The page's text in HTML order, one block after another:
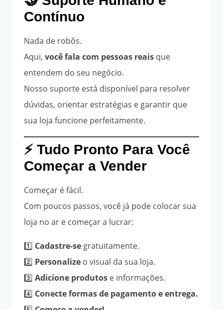
Contínuo
Nada de robôs.
Aqui, você fala com pessoas reais que
entendem do seu negócio.
Nosso suporte está disponível para resolver
dúvidas, orientar estratégias e garantir que
sua loja funcione perfeitamente.
⚡ Tudo Pronto Para Você
Começar a Vender
Começar é fácil.
Com poucos passos, você já pode colocar sua
loja no ar e começar a lucrar:
1️⃣ Cadastre-se gratuitamente.
2️⃣ Personalize o visual da sua loja.
3️⃣ Adicione produtos e informações.
4️⃣ Conecte formas de pagamento e entrega.